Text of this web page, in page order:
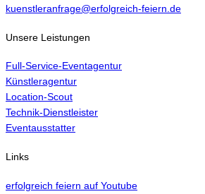
kuenstleranfrage@erfolgreich-feiern.de
Unsere Leistungen
Full-Service-Eventagentur
Künstleragentur
Location-Scout
Technik-Dienstleister
Eventausstatter
Links
erfolgreich feiern auf Youtube